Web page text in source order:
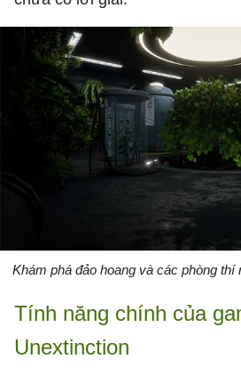
Khám phá đảo hoang và các phòng thí
Tính năng chính của
Unextinction